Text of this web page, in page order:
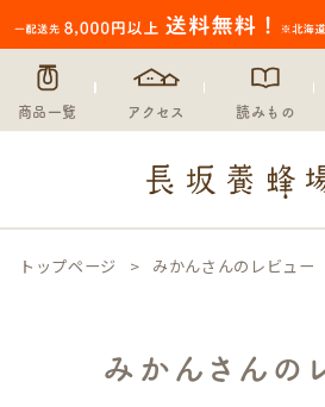
商品一覧 アクセス 読みもの
トップページ みかんさんのレビュー
みかんさんの